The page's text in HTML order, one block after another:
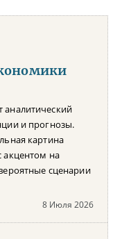
аналитический
и прогнозы.
картина
акцентом на
сценарии
8 Июля 2026